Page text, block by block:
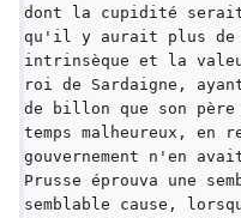
dont la cupidité
qu'il y aurait plus de
intrinsèque et la
roi de Sardaigne,
de billon que son
temps malheureux,
gouvernement n'en
Prusse éprouva une
semblable cause,